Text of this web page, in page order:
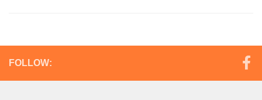
FOLLOW: